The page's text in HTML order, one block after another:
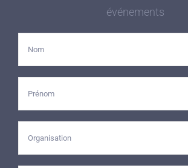
événements